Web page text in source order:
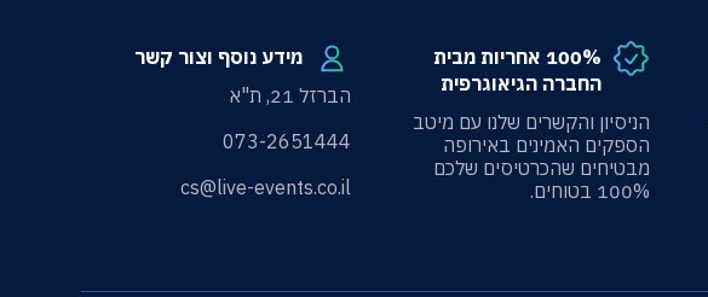
100% אחריות מבית
החברה הגיאוגרפית
הניסיון והקשרים שלנו עם מיטב
הספקים האמינים באירופה
מבטיחים שהכרטיסים שלכם
100% בטוחים.
מידע נוסף וצור קשר
הברזל 21, ת"א
073-2651444
cs@live-events.co.il